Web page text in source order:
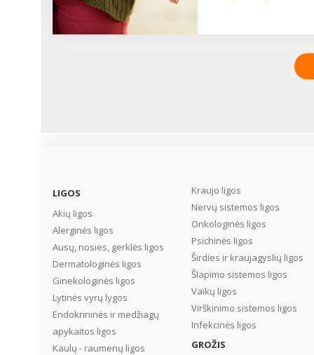
LIGOS
Akių ligos
Alerginės ligos
Ausų, nosies, gerklės ligos
Dermatologinės ligos
Ginekologinės ligos
Lytinės vyrų lygos
Endokrininės ir medžiagų
apykaitos ligos
Kaulų - raumenų ligos
Kraujo ligos
Nervų sistemos ligos
Onkologinės ligos
Psichinės ligos
Širdies ir kraujagyslių ligos
Šlapimo sistemos ligos
Vaikų ligos
Virškinimo sistemos ligos
Infekcinės ligos
GROŽIS